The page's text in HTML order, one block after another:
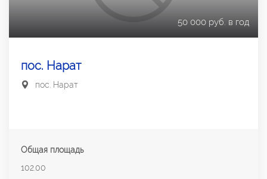
50 000 руб. в год
пос. Нарат
пос. Нарат
Общая площадь
102.00